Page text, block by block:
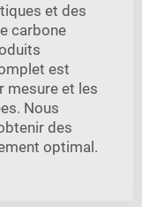
et des
carbone
est
mesure et les
Nous
des
optimal.